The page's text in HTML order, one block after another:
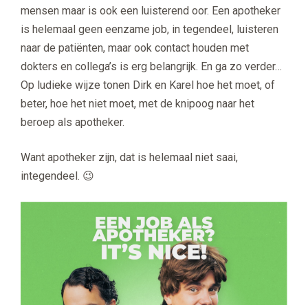
mensen maar is ook een luisterend oor. Een apotheker
is helemaal geen eenzame job, in tegendeel, luisteren
naar de patiënten, maar ook contact houden met
dokters en collega’s is erg belangrijk. En ga zo verder…
Op ludieke wijze tonen Dirk en Karel hoe het moet, of
beter, hoe het niet moet, met de knipoog naar het
beroep als apotheker.
Want apotheker zijn, dat is helemaal niet saai,
integendeel. 😉